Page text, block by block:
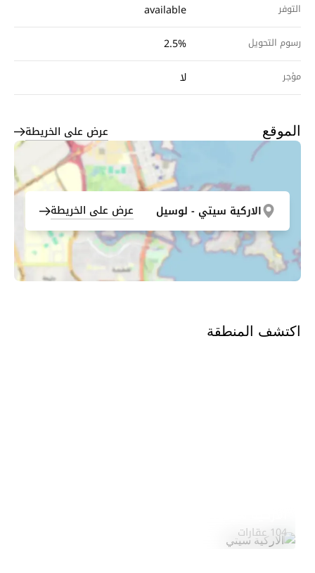
التوفر available
رسوم التحويل 2.5%
مؤجر لا
الموقع عرض على الخريطة
الاركية سيتي - لوسيل عرض على الخريطة
اكتشف المنطقة
104 عقارات